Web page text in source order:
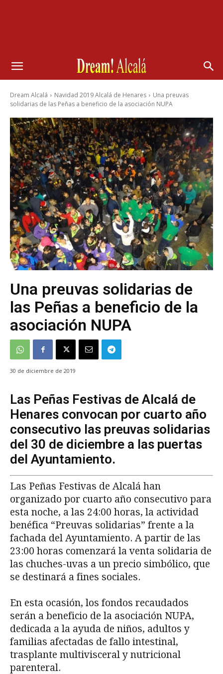
Dream Alcalá Navidad 2019 Alcalá de Henares
Una preuvas
solidarias de las Peñas a beneficio de la asociación NUPA
Una preuvas solidarias de
las Peñas a beneficio de la
asociación NUPA
30 de diciembre de 2019
Las Peñas Festivas de Alcalá de
Henares convocan por cuarto año
consecutivo las preuvas solidarias
del 30 de diciembre a las puertas
del Ayuntamiento.
Las Peñas Festivas de Alcalá han
organizado por cuarto año consecutivo para
esta noche, a las 24:00 horas, la actividad
benéfica “Preuvas solidarias” frente a la
fachada del Ayuntamiento. A partir de las
23:00 horas comenzará la venta solidaria de
las chuches-uvas a un precio simbólico, que
se destinará a fines sociales.
En esta ocasión, los fondos recaudados
serán a beneficio de la asociación NUPA,
dedicada a la ayuda de niños, adultos y
familias afectadas de fallo intestinal,
trasplante multivisceral y nutricional
parenteral.